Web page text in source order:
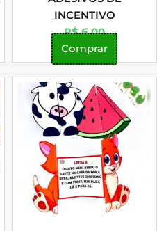
INCENTIVO
R$6,00
Comprar